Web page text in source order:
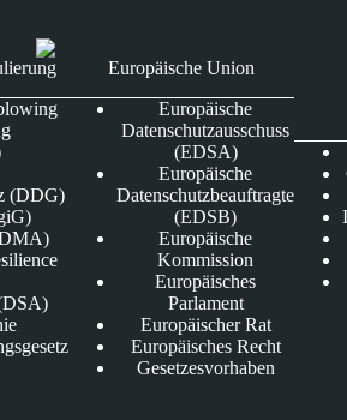
(DDG)
Europäische Union
Europäische
Datenschutzausschuss
(EDSA)
Europäische
Datenschutzbeauftragte
(EDSB)
Europäische
Kommission
Europäisches
Parlament
Europäischer Rat
Europäisches Recht
Gesetzesvorhaben